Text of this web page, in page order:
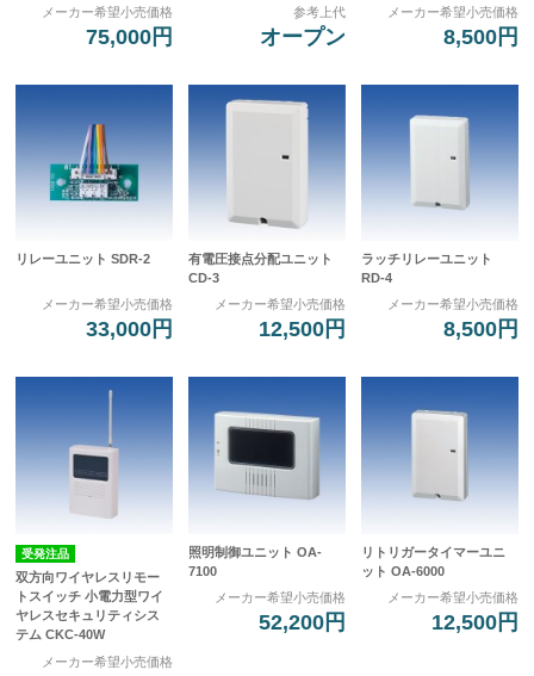
メーカー希望小売価格
75,000円
参考上代
オープン
メーカー希望小売価格
8,500円
リレーユニット SDR-2
メーカー希望小売価格
33,000円
有電圧接点分配ユニット
CD-3
メーカー希望小売価格
12,500円
ラッチリレーユニット
RD-4
メーカー希望小売価格
8,500円
受発注品
双方向ワイヤレスリモー
トスイッチ 小電力型ワイ
ヤレスセキュリティシス
テム CKC-40W
メーカー希望小売価格
照明制御ユニット OA-
7100
メーカー希望小売価格
52,200円
リトリガータイマーユニ
ット OA-6000
メーカー希望小売価格
12,500円